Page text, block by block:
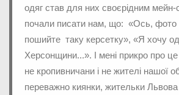
одяг став для них своєрідним
почали писати нам, що: «Ось, фото
пошийте таку керсетку», «Я хочу
Херсонщини...». І мені прикро про
не кропивничани і не жителі нашої
переважно киянки, жительки Львова